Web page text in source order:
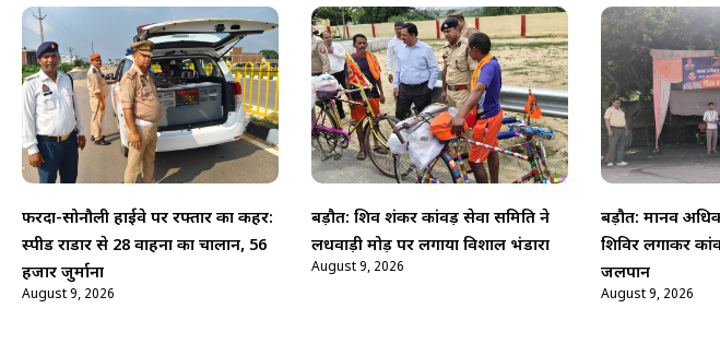
फरेंदा-सोनौली हाईवे पर रफ्तार का कहर:
स्पीड राडार से 28 वाहनों का चालान, 56
हजार जुर्माना
August 9, 2026
बड़ौत: शिव शंकर कांवड़ सेवा समिति ने
लधवाड़ी मोड़ पर लगाया विशाल भंडारा
August 9, 2026
बड़ौत: मानव
शिविर लगाकर
जलपान
August 9, 2026